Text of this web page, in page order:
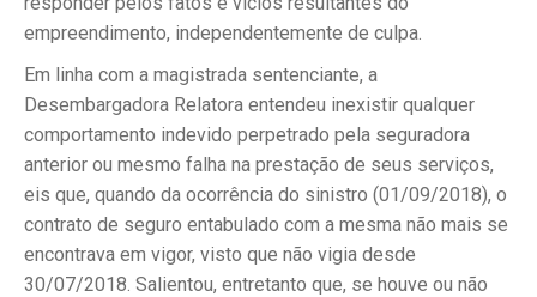
empreendimento, independentemente de culpa.
Em linha com a magistrada sentenciante, a
Desembargadora Relatora entendeu inexistir qualquer
comportamento indevido perpetrado pela seguradora
anterior ou mesmo falha na prestação de seus serviços,
eis que, quando da ocorrência do sinistro (01/09/2018), o
contrato de seguro entabulado com a mesma não mais se
encontrava em vigor, visto que não vigia desde
30/07/2018. Salientou, entretanto que, se houve ou não